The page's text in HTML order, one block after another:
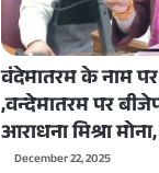
वंदेमातरम के नाम
,वन्देमातरम पर
आराधना मिश्रा
December 22, 2025